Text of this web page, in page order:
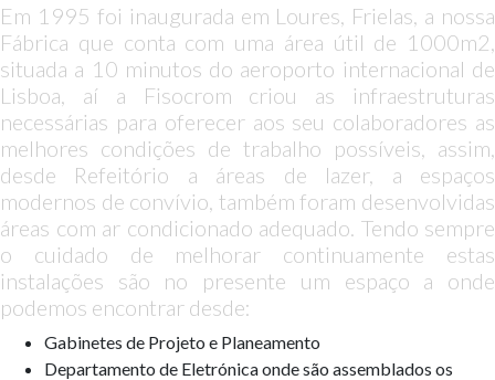
Em 1995 foi inaugurada em Loures, Frielas, a nossa
Fábrica que conta com uma área útil de 1000m2,
situada a 10 minutos do aeroporto internacional de
Lisboa, aí a Fisocrom criou as infraestruturas
necessárias para oferecer aos seu colaboradores as
melhores condições de trabalho possíveis, assim,
desde Refeitório a áreas de lazer, a espaços
modernos de convívio, também foram desenvolvidas
áreas com ar condicionado adequado. Tendo sempre
o cuidado de melhorar continuamente estas
instalações são no presente um espaço a onde
podemos encontrar desde:
Gabinetes de Projeto e Planeamento
Departamento de Eletrónica onde são assemblados os